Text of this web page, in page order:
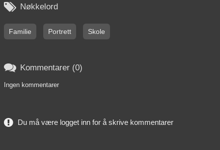
 Nøkkelord
Familie Portrett Skole
 Kommentarer (0)
Ingen kommentarer
Du må være logget inn for å skrive kommentarer